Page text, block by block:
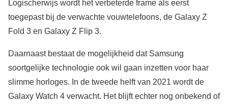
Logischerwijs wordt het verbeterde frame als eerst
toegepast bij de verwachte vouwtelefoons, de Galaxy Z
Fold 3 en Galaxy Z Flip 3.
Daarnaast bestaat de mogelijkheid dat Samsung
soortgelijke technologie ook wil gaan inzetten voor haar
slimme horloges. In de tweede helft van 2021 wordt de
Galaxy Watch 4 verwacht. Het blijft echter nog onbekend of